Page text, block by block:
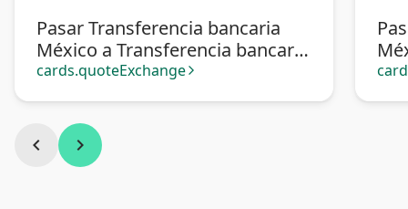
Pasar Transferencia bancaria
México a Transferencia bancaria
Argentina
cards.quoteExchange arrow_forward_ios
chevron_left chevron_right